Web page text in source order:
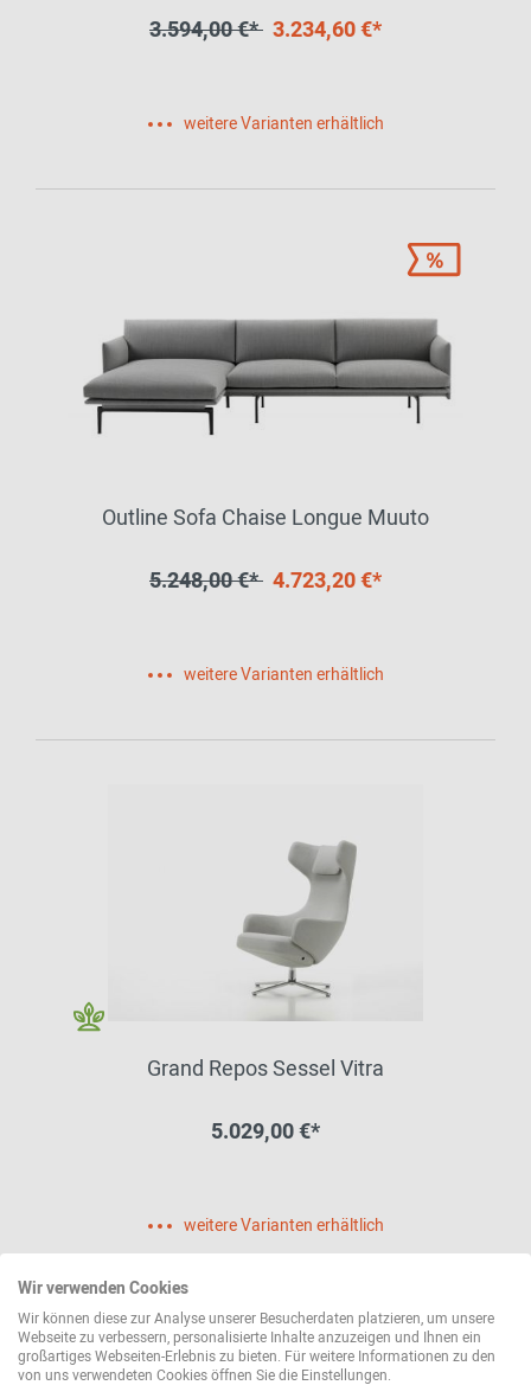
3.594,00 €* 3.234,60 €*
weitere Varianten erhältlich
Outline Sofa Chaise Longue Muuto
5.248,00 €* 4.723,20 €*
weitere Varianten erhältlich
Grand Repos Sessel Vitra
5.029,00 €*
weitere Varianten erhältlich
Wir verwenden Cookies
Wir können diese zur Analyse unserer Besucherdaten platzieren, um unsere
Webseite zu verbessern, personalisierte Inhalte anzuzeigen und Ihnen ein
großartiges Webseiten-Erlebnis zu bieten. Für weitere Informationen zu den
von uns verwendeten Cookies öffnen Sie die Einstellungen.